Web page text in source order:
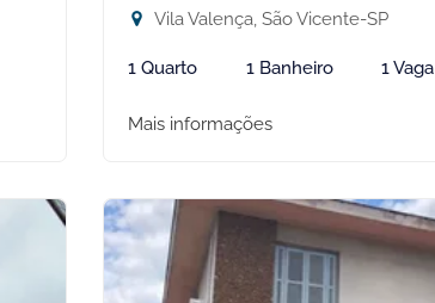
Vila Valença, São Vicente-SP
1 Quarto 1 Banheiro 1 Vaga
Mais informações